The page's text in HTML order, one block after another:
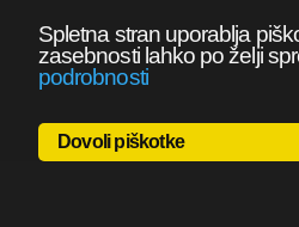
Spletna stran uporablja
zasebnosti lahko po želji
podrobnosti
Dovoli piškotke